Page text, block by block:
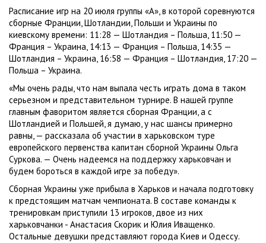
Расписание игр на 20 июля группы «А», в которой соревнуются
сборные Франции, Шотландии, Польши и Украины по
киевскому времени: 11:28 — Шотландия – Польша, 11:50 —
Франция – Украина, 14:13 — Франция – Польша, 14:35 —
Шотландия – Украина, 16:58 — Франция – Шотландия, 17:20 —
Польша – Украина.
«Мы очень рады, что нам выпала честь играть дома в таком
серьезном и представительном турнире. В нашей группе
главным фаворитом является сборная Франции, а с
Шотландией и Польшей, я думаю, у нас шансы примерно
равны, — рассказала об участии в харьковском туре
европейского первенства капитан сборной Украины Ольга
Суркова. — Очень надеемся на поддержку харьковчан и
будем бороться в каждой игре за победу».
Сборная Украины уже прибыла в Харьков и начала подготовку
к предстоящим матчам чемпионата. В составе команды к
тренировкам приступили 13 игроков, двое из них
харьковчанки - Анастасия Скорик и Юлия Иващенко.
Остальные девушки представляют города Киев и Одессу.